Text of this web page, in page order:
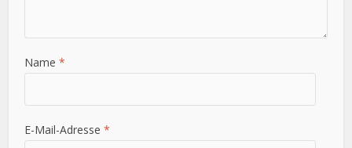
Name*
E-Mail-Adresse*